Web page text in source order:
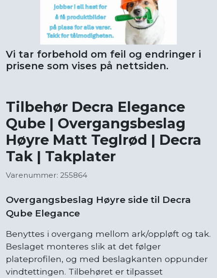
Vi tar forbehold om feil og endringer i
prisene som vises på nettsiden.
Tilbehør Decra Elegance
Qube | Overgangsbeslag
Høyre Matt Teglrød | Decra
Tak | Takplater
Varenummer: 255864
Overgangsbeslag Høyre side til Decra
Qube Elegance
Benyttes i overgang mellom ark/oppløft og tak.
Beslaget monteres slik at det følger
plateprofilen, og med beslagkanten oppunder
vindtettingen. Tilbehøret er tilpasset